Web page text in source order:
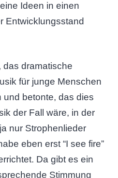
Ideen in einen
Entwicklungsstand
das dramatische
für junge Menschen
und betonte, das dies
der Fall wäre, in der
nur Strophenlieder
eben erst “I see fire”
Da gibt es ein
Stimmung